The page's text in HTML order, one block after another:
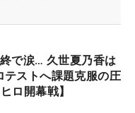
で涙… 久世夏乃香は
テストへ課題克服の圧
ロ開幕戦】